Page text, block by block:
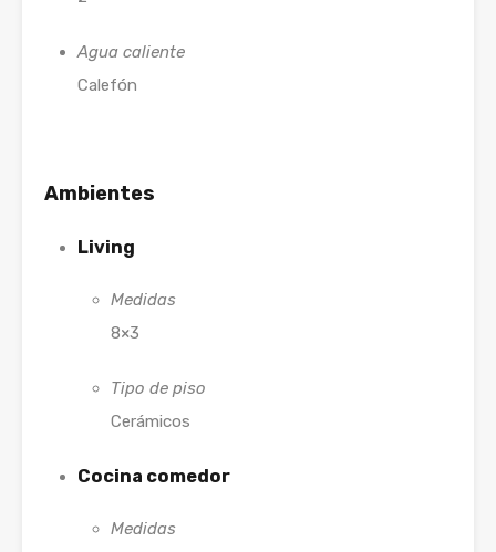
Agua caliente
Calefón
Ambientes
Living
Medidas
8×3
Tipo de piso
Cerámicos
Cocina comedor
Medidas